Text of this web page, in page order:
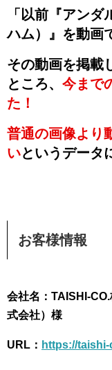
「以前『アン
ハム）』を動画
その動画を掲載
ところ、 今まで
た！
普通の画像より
いというデータ
お客様情報
会社名：TAISHI-
式会社）様
URL： https://